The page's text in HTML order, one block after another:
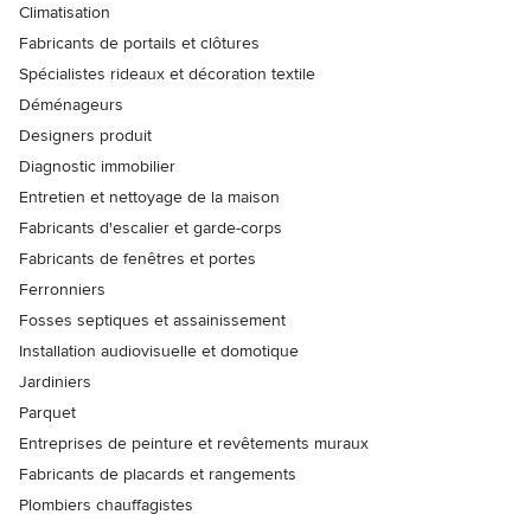
Climatisation
Fabricants de portails et clôtures
Spécialistes rideaux et décoration textile
Déménageurs
Designers produit
Diagnostic immobilier
Entretien et nettoyage de la maison
Fabricants d'escalier et garde-corps
Fabricants de fenêtres et portes
Ferronniers
Fosses septiques et assainissement
Installation audiovisuelle et domotique
Jardiniers
Parquet
Entreprises de peinture et revêtements muraux
Fabricants de placards et rangements
Plombiers chauffagistes